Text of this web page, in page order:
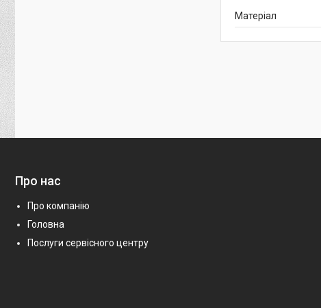
Матеріал
Про нас
Про компанію
Головна
Послуги сервісного центру